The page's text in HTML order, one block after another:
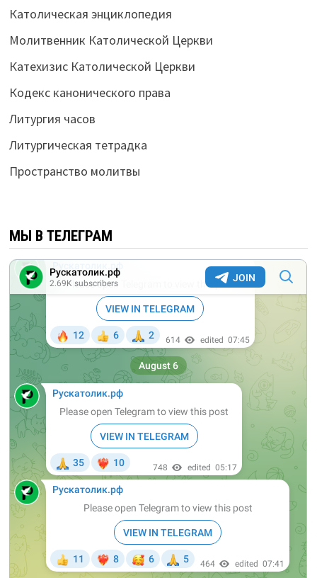
Католическая энциклопедия
Молитвенник Католической Церкви
Катехизис Католической Церкви
Кодекс канонического права
Литургия часов
Литургическая тетрадка
Пространство молитвы
МЫ В ТЕЛЕГРАМ